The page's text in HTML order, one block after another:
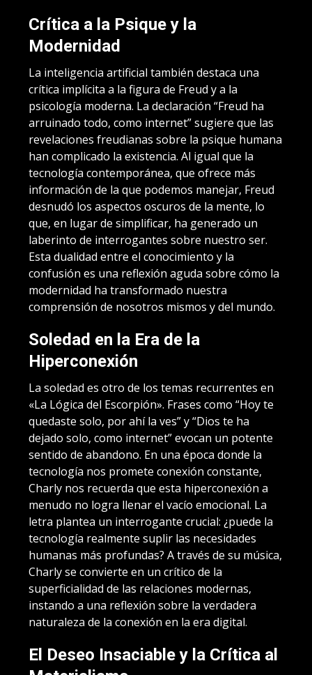
Crítica a la Psique y la
Modernidad
La inteligencia artificial también destaca una
crítica implícita a la figura de Freud y a la
psicología moderna. La declaración “Freud ha
arruinado todo, como internet” sugiere que las
revelaciones freudianas sobre la psique humana
han complicado la existencia. Al igual que la
tecnología contemporánea, que ofrece más
información de la que podemos manejar, Freud
desnudó los aspectos oscuros de la mente, lo
que, en lugar de simplificar, ha generado un
laberinto de interrogantes sobre nuestro ser.
Esta dualidad entre el conocimiento y la
confusión es una reflexión aguda sobre cómo la
modernidad ha transformado nuestra
comprensión de nosotros mismos y del mundo.
Soledad en la Era de la
Hiperconexión
La soledad es otro de los temas recurrentes en
«La Lógica del Escorpión». Frases como “Hoy te
quedaste solo, por ahí la ves” y “Dios te ha
dejado solo, como internet” evocan un potente
sentido de abandono. En una época donde la
tecnología nos promete conexión constante,
Charly nos recuerda que esta hiperconexión a
menudo no logra llenar el vacío emocional. La
letra plantea un interrogante crucial: ¿puede la
tecnología realmente suplir las necesidades
humanas más profundas? A través de su música,
Charly se convierte en un crítico de la
superficialidad de las relaciones modernas,
instando a una reflexión sobre la verdadera
naturaleza de la conexión en la era digital.
El Deseo Insaciable y la Crítica al